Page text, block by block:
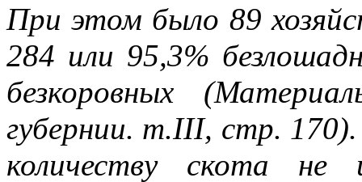
При этом было 89
284 или 95,3%
безкоровных
губернии. т.III, стр.
количеству скота